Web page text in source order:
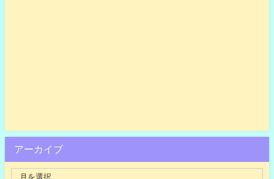
アーカイブ